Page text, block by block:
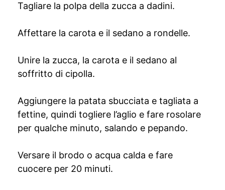
Tagliare la polpa della zucca a dadini.
Affettare la carota e il sedano a rondelle.
Unire la zucca, la carota e il sedano al
soffritto di cipolla.
Aggiungere la patata sbucciata e tagliata a
fettine, quindi togliere l’aglio e fare rosolare
per qualche minuto, salando e pepando.
Versare il brodo o acqua calda e fare
cuocere per 20 minuti.